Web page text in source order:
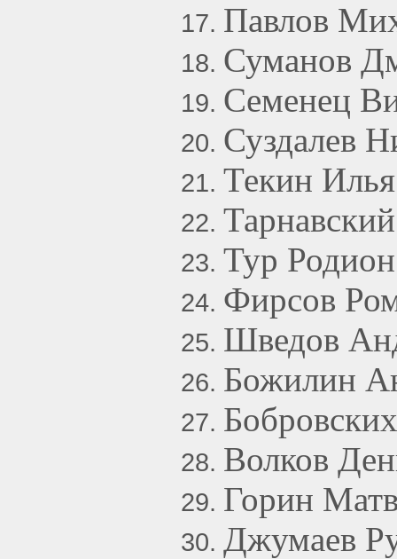
Павлов
Суманов
Семенец
Суздалев
Текин
Тур
Фирсов
Шведов
Божилин
Волков
Горин
Джумаев